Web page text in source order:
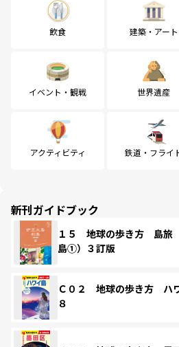
飲食 建築・アート
イベント・観戦 世界遺産
アクティビティ 鉄道・フライ
新刊ガイドブック
１５ 地球の歩き方 島旅
島①）３訂版
Ｃ０２ 地球の歩き方 ハ
８